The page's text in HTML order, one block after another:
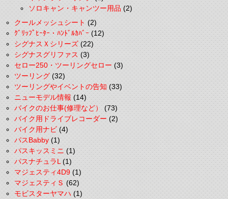
ソロキャン・キャンツー用品(2)
クールメッシュシート(2)
ｸﾞﾘｯﾌﾟﾋｰﾀｰ・ﾊﾝﾄﾞﾙｶﾊﾞｰ(12)
シグナスＸシリーズ(22)
シグナスグリファス(3)
セロー250・ツーリングセロー(3)
ツーリング(32)
ツーリングやイベントの告知(33)
ニューモデル情報(14)
バイクのお仕事(修理など）(73)
バイク用ドライブレコーダー(2)
バイク用ナビ(4)
パスBabby(1)
パスキッスミニ(1)
パスナチュラL(1)
マジェスティ4D9(1)
マジェスティＳ(62)
モビスターヤマハ(1)